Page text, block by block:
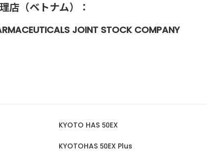
店（ベトナム）：
JOINT STOCK COMPANY
KYOTO HAS 50EX
KYOTOHAS 50EX Plus